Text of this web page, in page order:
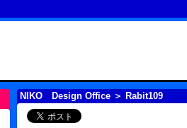
NIKO Design Office ＞ Rabit109